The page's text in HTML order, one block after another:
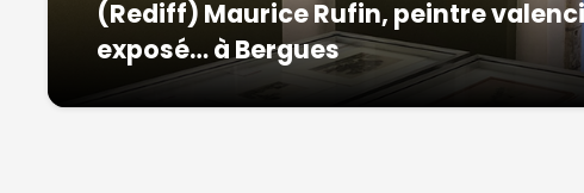
(Rediff) Maurice Rufin, peintre
exposé… à Bergues